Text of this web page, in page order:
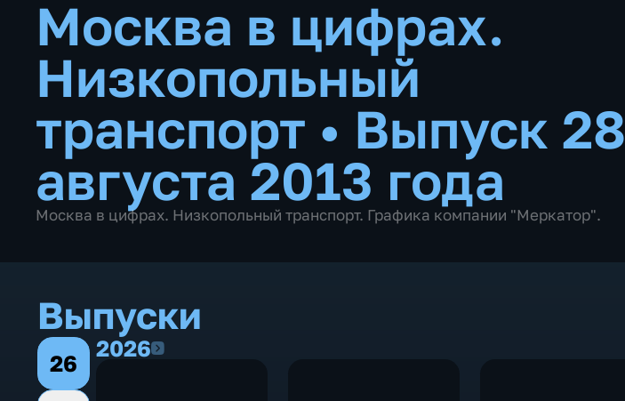
Москва в цифрах.
Низкопольный
транспорт • Выпуск 28
августа 2013 года
Москва в цифрах. Низкопольный транспорт. Графика компании "Меркатор".
Выпуски
26
20262026